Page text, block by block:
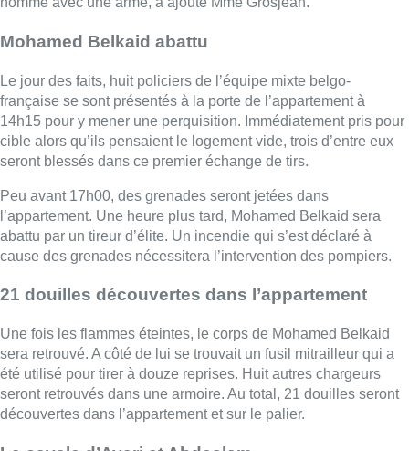
cause des grenades nécessitera l’intervention des pompiers.
21 douilles découvertes dans l’appartement
Une fois les flammes éteintes, le corps de Mohamed Belkaid
sera retrouvé. A côté de lui se trouvait un fusil mitrailleur qui a
été utilisé pour tirer à douze reprises. Huit autres chargeurs
seront retrouvés dans une armoire. Au total, 21 douilles seront
découvertes dans l’appartement et sur le palier.
La cavale d’Ayari et Abdeslam
Entre les deux échanges de tirs, Salah Abdeslam et Sofien
Ayari se sont enfuis par la porte arrière de l’appartement, qui
donne sur le toit d’une habitation. Cette échappée peut être
fixée à 14h30 grâce à une vidéo filmée par un témoin, qui
précisera que l’un des fuyards était barbu et armé.
Les deux hommes pénétreront dans une habitation pour sortir
par la porte d’entrée. Leur fuite, à pied, passera ensuite par
Anderlecht, Molenbeek et Koekelberg, selon les bornes
activées par leur GSM.